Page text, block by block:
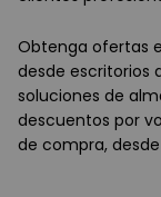
Obtenga ofertas
desde escritorios
soluciones de
descuentos por
de compra,